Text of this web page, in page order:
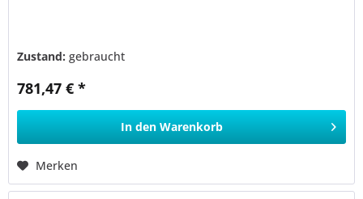
Zustand:gebraucht
781,47 € *
In den Warenkorb
Merken